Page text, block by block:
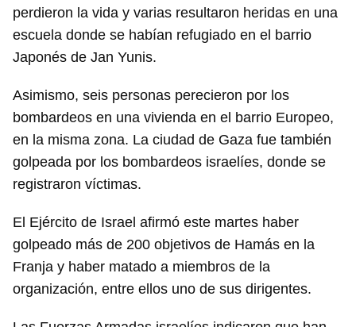
perdieron la vida y varias resultaron heridas en una
escuela donde se habían refugiado en el barrio
Japonés de Jan Yunis.
Asimismo, seis personas perecieron por los
bombardeos en una vivienda en el barrio Europeo,
en la misma zona. La ciudad de Gaza fue también
golpeada por los bombardeos israelíes, donde se
registraron víctimas.
El Ejército de Israel afirmó este martes haber
golpeado más de 200 objetivos de Hamás en la
Franja y haber matado a miembros de la
organización, entre ellos uno de sus dirigentes.